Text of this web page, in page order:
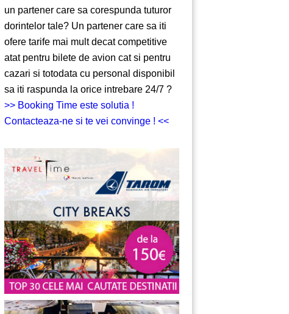
un partener care sa corespunda tuturor
dorintelor tale? Un partener care sa iti
ofere tarife mai mult decat competitive
atat pentru bilete de avion cat si pentru
cazari si totodata cu personal disponibil
sa iti raspunda la orice intrebare 24/7 ?
>> Booking Time este solutia !
Contacteaza-ne si te vei convinge ! <<